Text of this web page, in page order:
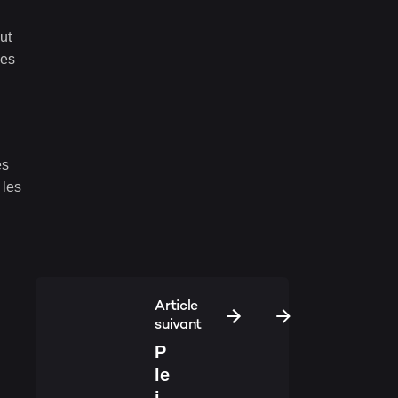
les
Article
suivant
P
le